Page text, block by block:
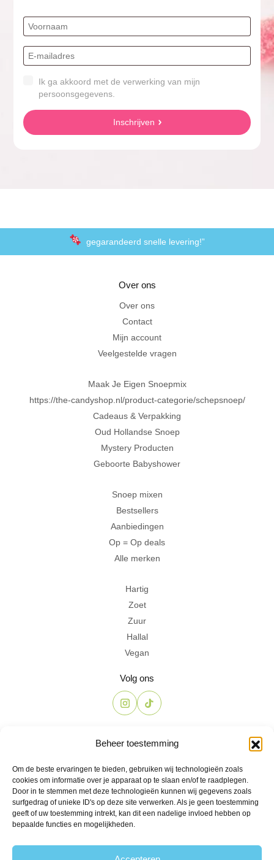
Beheer toestemming
Om de beste ervaringen te bieden, gebruiken wij technologieën zoals
cookies om informatie over je apparaat op te slaan en/of te raadplegen.
Door in te stemmen met deze technologieën kunnen wij gegevens zoals
surfgedrag of unieke ID's op deze site verwerken. Als je geen toestemming
geeft of uw toestemming intrekt, kan dit een nadelige invloed hebben op
bepaalde functies en mogelijkheden.
Ik ga akkoord met de verwerking van mijn
persoonsgegevens.
Inschrijven
gegarandeerd snelle levering!”
Al 20 jaar in Amersfoort
Over ons
Over ons
Contact
Mijn account
Veelgestelde vragen
Maak Je Eigen Snoepmix
https://the-candyshop.nl/product-categorie/schepsnoep/
Cadeaus & Verpakking
Oud Hollandse Snoep
Mystery Producten
Geboorte Babyshower
Snoep mixen
Bestsellers
Aanbiedingen
Op = Op deals
Alle merken
Hartig
Zoet
Zuur
Hallal
Vegan
Volg ons
Contact
info@the-candyshop.nl
Langestraat 106, 3811 AK, Amersfoort